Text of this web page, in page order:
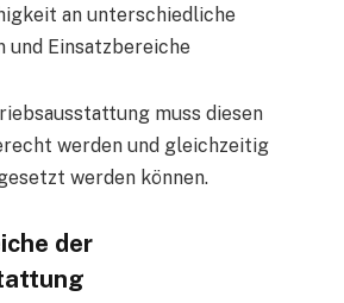
an unterschiedliche
und Einsatzbereiche
muss diesen
werden und gleichzeitig
werden können.
der